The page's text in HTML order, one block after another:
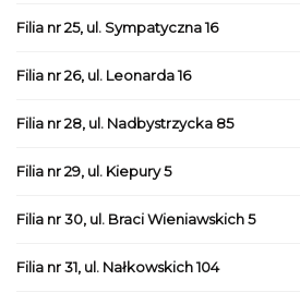
Filia nr 25, ul. Sympatyczna 16
Filia nr 26, ul. Leonarda 16
Filia nr 28, ul. Nadbystrzycka 85
Filia nr 29, ul. Kiepury 5
Filia nr 30, ul. Braci Wieniawskich 5
Filia nr 31, ul. Nałkowskich 104